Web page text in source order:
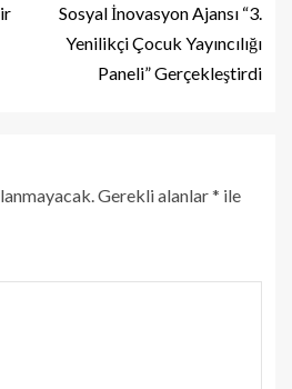
Sosyal İnovasyon Ajansı “3.
Yenilikçi Çocuk Yayıncılığı
Paneli” Gerçekleştirdi
Gerekli alanlar* ile